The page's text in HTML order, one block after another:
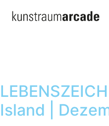
Island |